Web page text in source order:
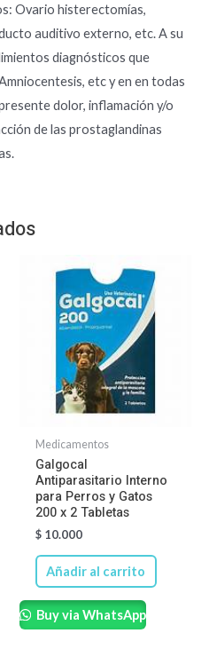
Ovario histerectomías,
auditivo externo, etc. A su
diagnósticos que
etc y en en todas
dolor, inflamación y/o
de las prostaglandinas
Medicamentos
Galgocal
Antiparasitario Interno
para Perros y Gatos
200 x 2 Tabletas
$10.000
Añadir al carrito
Buy via WhatsApp